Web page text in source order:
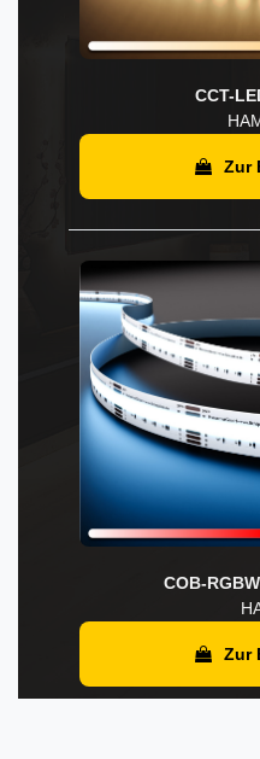
CCT-
Zur
COB-
Zur